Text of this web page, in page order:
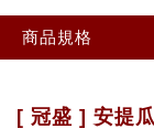
商品規格
[ 冠盛 ] 安提瓜